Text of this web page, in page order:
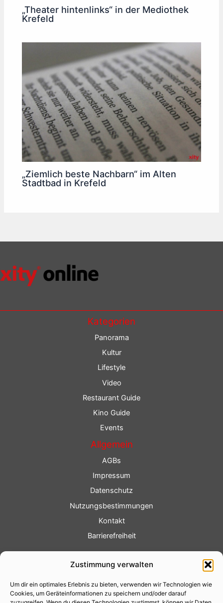
Zustimmung verwalten
Um dir ein optimales Erlebnis zu bieten, verwenden wir Technologien wie
Cookies, um Geräteinformationen zu speichern und/oder darauf
„Theater hintenlinks“ in der Mediothek
Krefeld
„Ziemlich beste Nachbarn“ im Alten
Stadtbad in Krefeld
Kategorien
Panorama
Kultur
Lifestyle
Video
Restaurant Guide
Kino Guide
Events
Allgemein
AGBs
Impressum
Datenschutz
Nutzungsbestimmungen
Kontakt
Barrierefreiheit
Fotoservice
Videoservice